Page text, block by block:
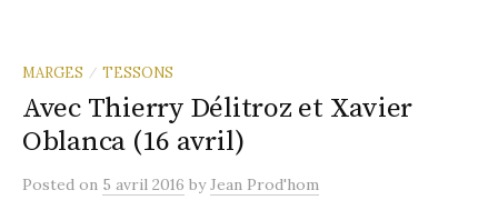
MARGES / TESSONS
Avec Thierry Délitroz et Xavier
Oblanca (16 avril)
Posted on 5 avril 2016 byJean Prod'hom